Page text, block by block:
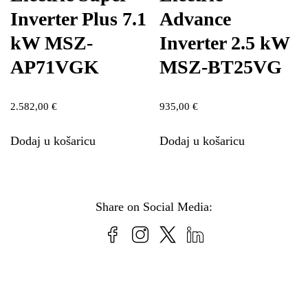
Inverter Plus 7.1
kW MSZ-
AP71VGK
2.582,00 €
Dodaj u košaricu
Advance
Inverter 2.5 kW
MSZ-BT25VG
935,00€
Dodaj u košaricu
Share on Social Media: